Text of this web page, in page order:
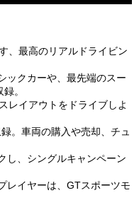
、最高のリアルドライビン
ックカーや、最先端のスー
。
レイアウトをドライブしよ
。車両の購入や売却、チュ
し、シングルキャンペーン
レイヤーは、GTスポーツモ